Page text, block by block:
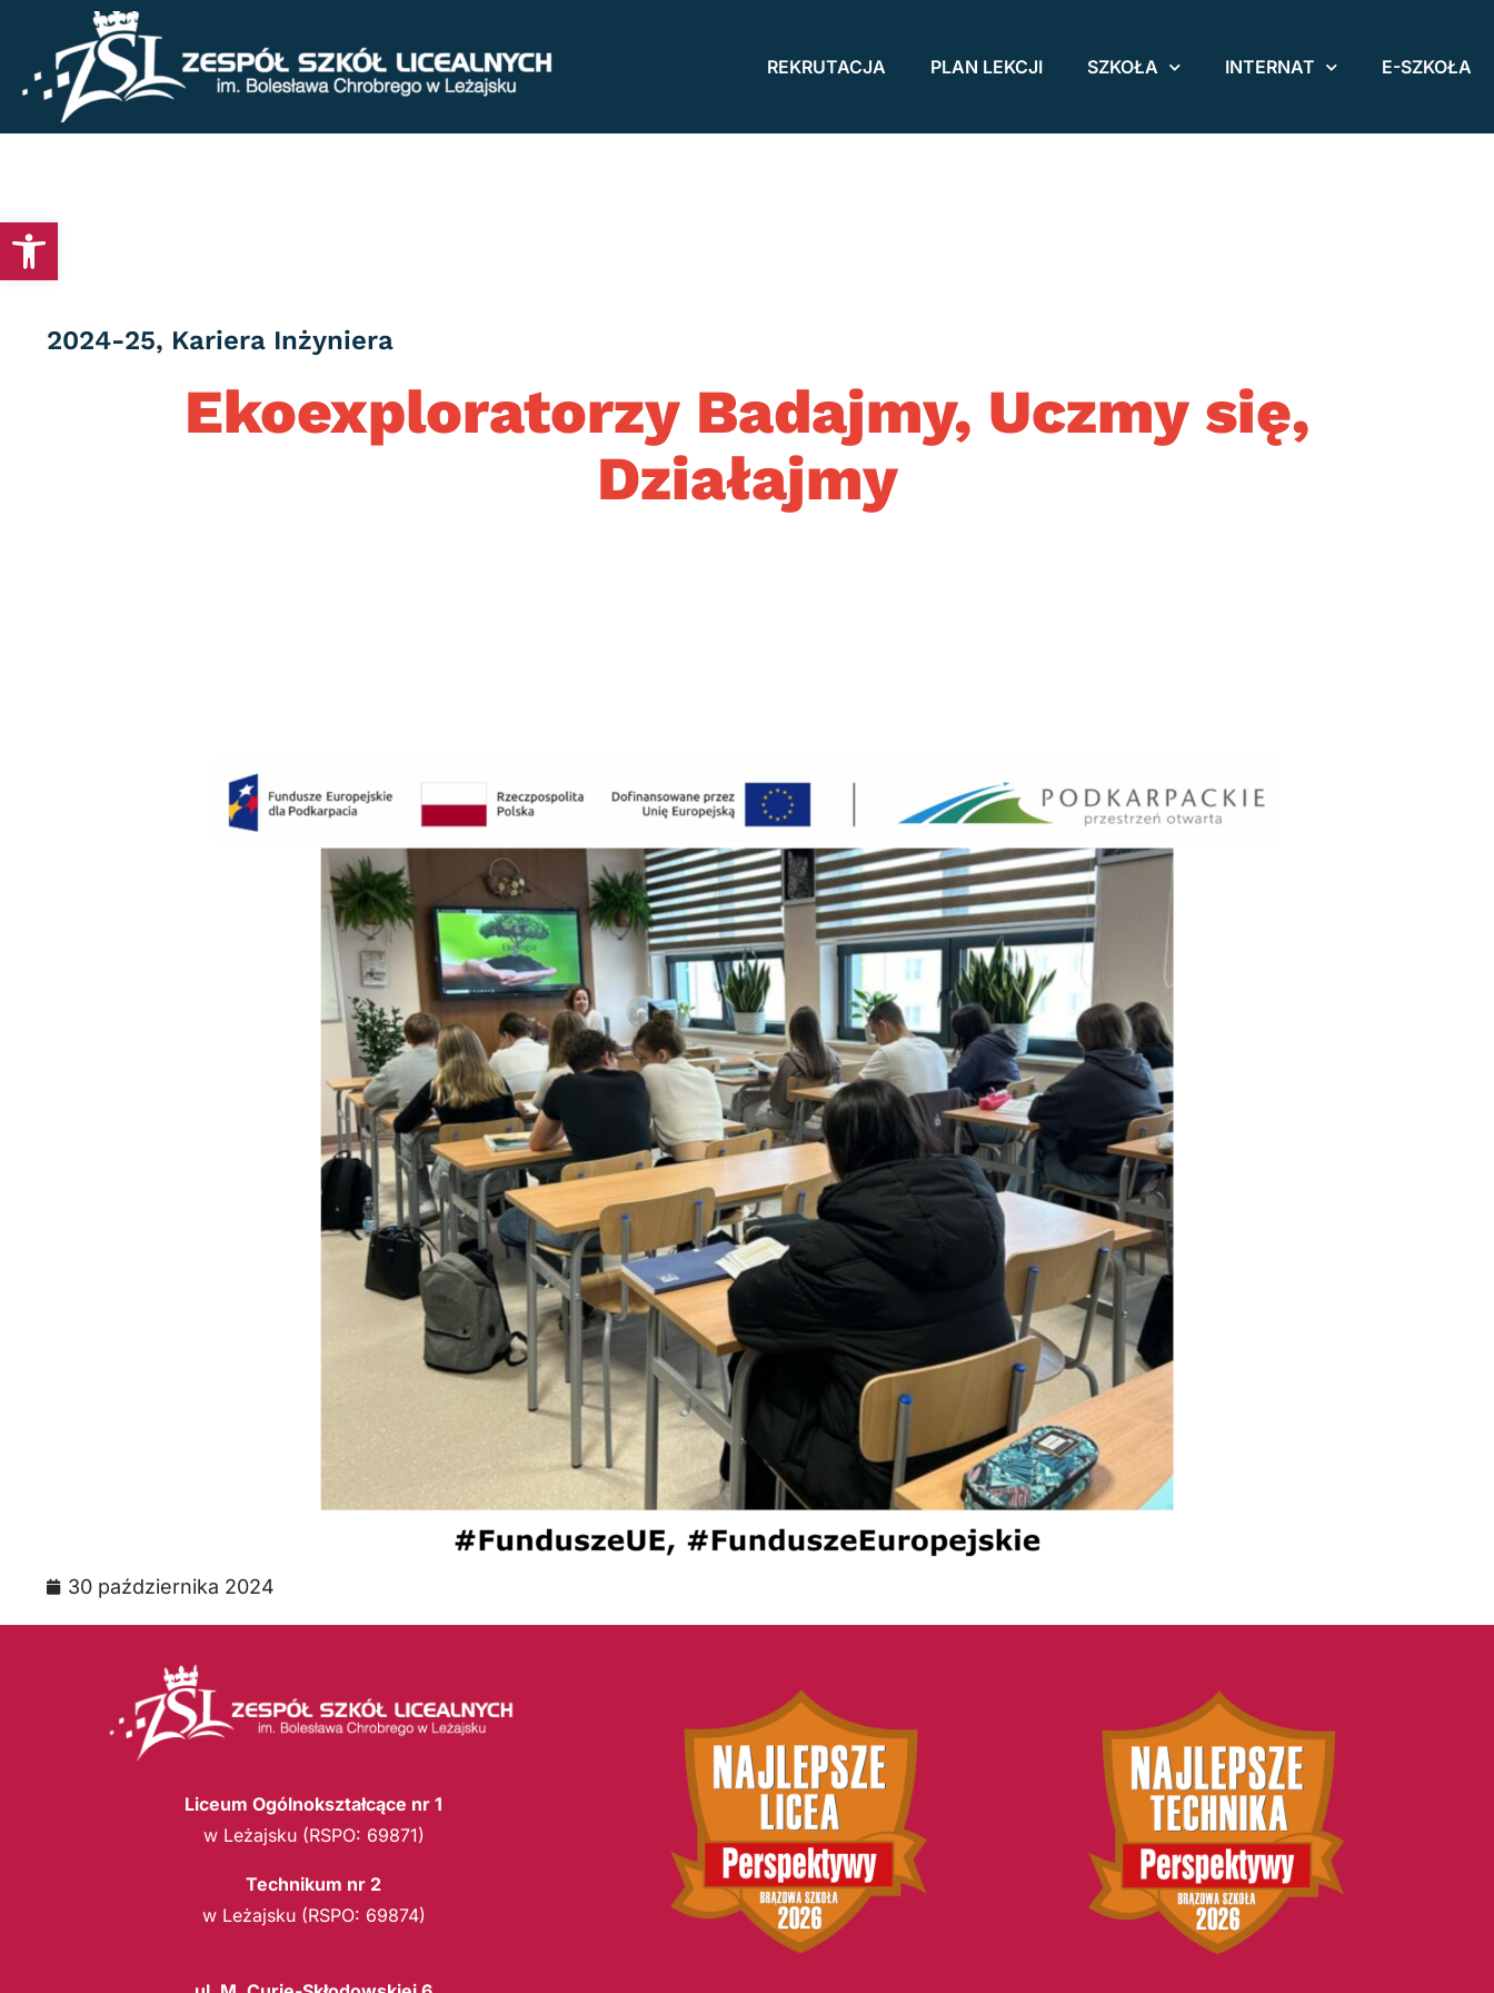
Otwórz pasek narzędzi
REKRUTACJA PLAN LEKCJI SZKOŁA INTERNAT E-SZKOŁA
Ekoexploratorzy Badajmy, Uczmy się,
Działajmy
Category
2024-25, Kariera Inżyniera
30 października 2024
Liceum Ogólnokształcące nr 1
w Leżajsku (RSPO: 69871)
Technikum nr 2
w Leżajsku (RSPO: 69874)